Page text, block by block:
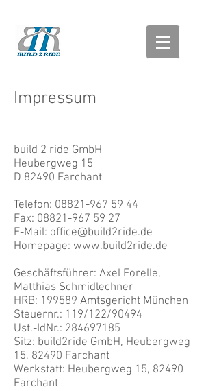
Impressum
build 2 ride GmbH
Heubergweg 15
D 82490 Farchant
Telefon: 08821-967 59 44
Fax: 08821-967 59 27
E-Mail: office@build2ride.de
Homepage: www.build2ride.de
Geschäftsführer: Axel Forelle,
Matthias Schmidlechner
HRB: 199589 Amtsgericht München
Steuernr.: 119/122/90494
Ust.-IdNr.: 284697185
Sitz: build2ride GmbH, Heubergweg
15, 82490 Farchant
Werkstatt: Heubergweg 15, 82490
Farchant